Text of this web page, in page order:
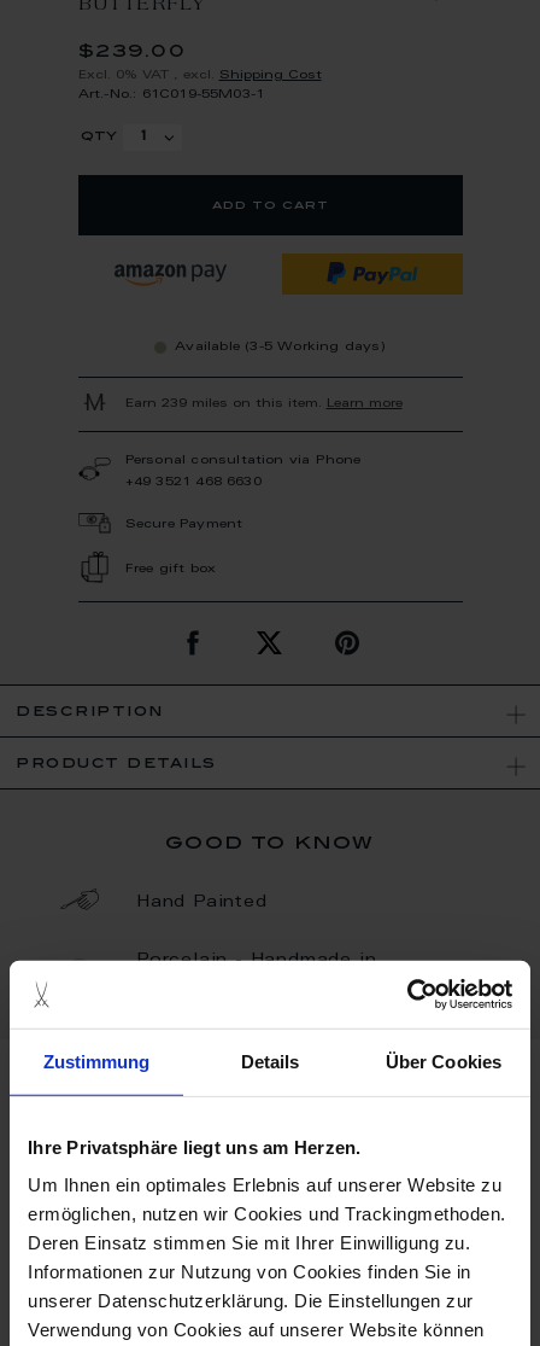
Zustimmung Details Über Cookies
Ihre Privatsphäre liegt uns am Herzen.
Um Ihnen ein optimales Erlebnis auf unserer Website zu
ermöglichen, nutzen wir Cookies und Trackingmethoden.
Deren Einsatz stimmen Sie mit Ihrer Einwilligung zu.
Informationen zur Nutzung von Cookies finden Sie in
unserer Datenschutzerklärung. Die Einstellungen zur
Verwendung von Cookies auf unserer Website können
BUTTERFLY
$239.00
Excl. 0% VAT excl. Shipping Cost
Art.-No.: 61C019-55M03-1
qty
add to cart
Available (3-5 Working days)
Earn 239 miles on this item. Learn more
Personal consultation via Phone
+49 3521 468 6630
Secure Payment
Free gift box
description
product details
good to know
Hand Painted
Porcelain - Handmade in
more products from the easter